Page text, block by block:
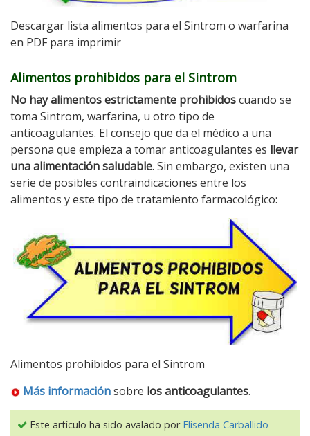
Descargar lista alimentos para el Sintrom o warfarina
en PDF para imprimir
Alimentos prohibidos para el Sintrom
No hay alimentos estrictamente prohibidoscuando se
toma Sintrom, warfarina, u otro tipo de
anticoagulantes. El consejo que da el médico a una
persona que empieza a tomar anticoagulantes es llevar
una alimentación saludable. Sin embargo, existen una
serie de posibles contraindicaciones entre los
alimentos y este tipo de tratamiento farmacológico:
Alimentos prohibidos para el Sintrom
Más informaciónsobre los anticoagulantes.
Este artículo ha sido avalado por Elisenda Carballido -